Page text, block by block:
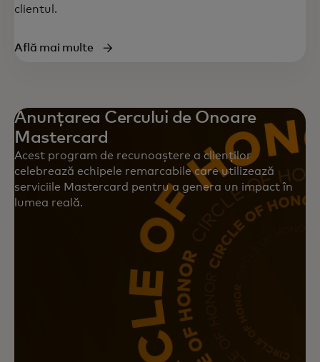
clientul.
Află mai multe
Anunțarea Cercului de Onoare
Mastercard
Acest program de recunoaștere a clienților
celebrează echipele remarcabile care utilizează
serviciile Mastercard pentru a genera un impact în
lumea reală.